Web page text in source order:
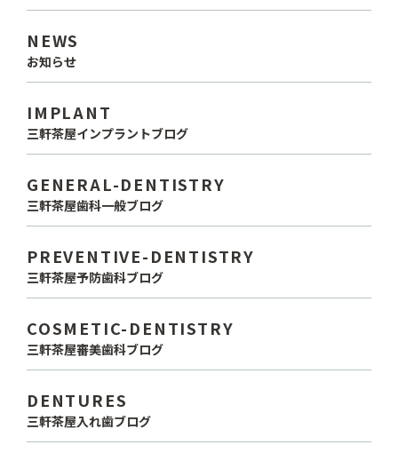
NEWS
お知らせ
IMPLANT
三軒茶屋インプラントブログ
GENERAL-DENTISTRY
三軒茶屋歯科一般ブログ
PREVENTIVE-DENTISTRY
三軒茶屋予防歯科ブログ
COSMETIC-DENTISTRY
三軒茶屋審美歯科ブログ
DENTURES
三軒茶屋入れ歯ブログ